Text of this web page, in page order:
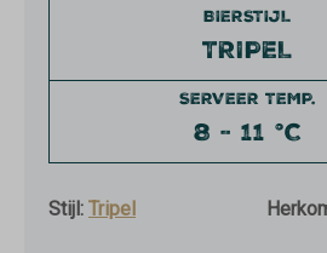
BIERSTIJL
TRIPEL
SERVEER TEMP.
8 - 11 °C
Stijl: Tripel